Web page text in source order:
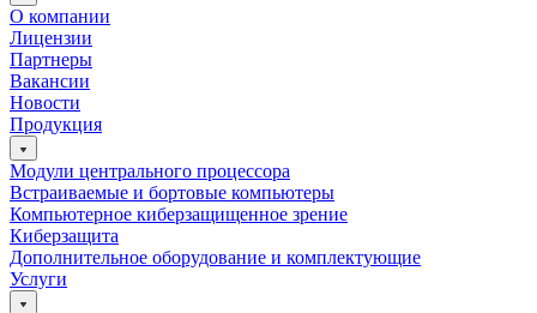
О компании
Лицензии
Партнеры
Вакансии
Новости
Продукция
Модули центрального процессора
Встраиваемые и бортовые компьютеры
Компьютерное киберзащищенное зрение
Киберзащита
Дополнительное оборудование и комплектующие
Услуги